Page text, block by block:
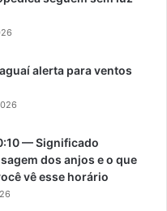
alerta para ventos
— Significado
dos anjos e o que
vê esse horário